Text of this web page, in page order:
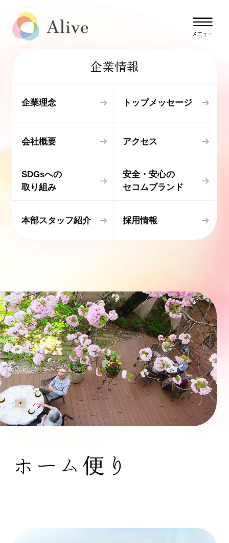
企業情報
企業理念 トップメッセージ
会社概要 アクセス
SDGsへの
取り組み
安全・安心の
セコムブランド
本部スタッフ紹介 採用情報
ホーム便り